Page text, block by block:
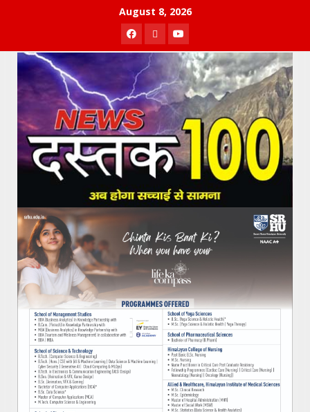
August 8, 2026
Facebook
TwitterYoutube